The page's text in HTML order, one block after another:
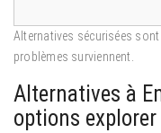
Alternatives sécurisées
problèmes surviennent.
Alternatives à
options explorer